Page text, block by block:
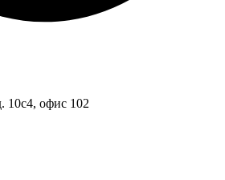
10с4, офис 102